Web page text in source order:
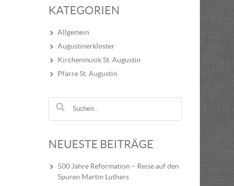
KATEGORIEN
Allgemein
Augustinerkloster
Kirchenmusik St. Augustin
Pfarre St. Augustin
NEUESTE BEITRÄGE
500 Jahre Reformation – Reise auf den
Spuren Martin Luthers